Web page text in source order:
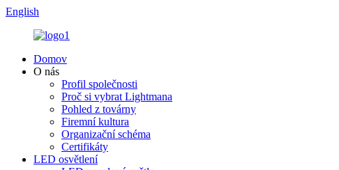
English
Domov
O nás
Profil společnosti
Proč si vybrat Lightmana
Pohled z továrny
Firemní kultura
Organizační schéma
Certifikáty
LED osvětlení